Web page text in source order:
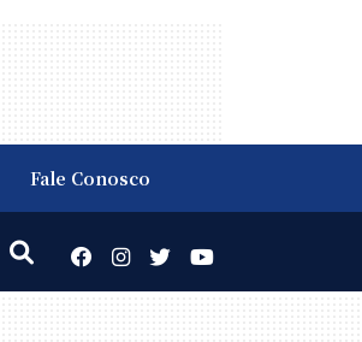
Fale Conosco